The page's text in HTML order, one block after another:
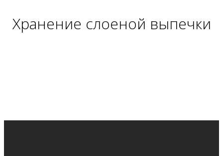
Хранение слоеной выпечки